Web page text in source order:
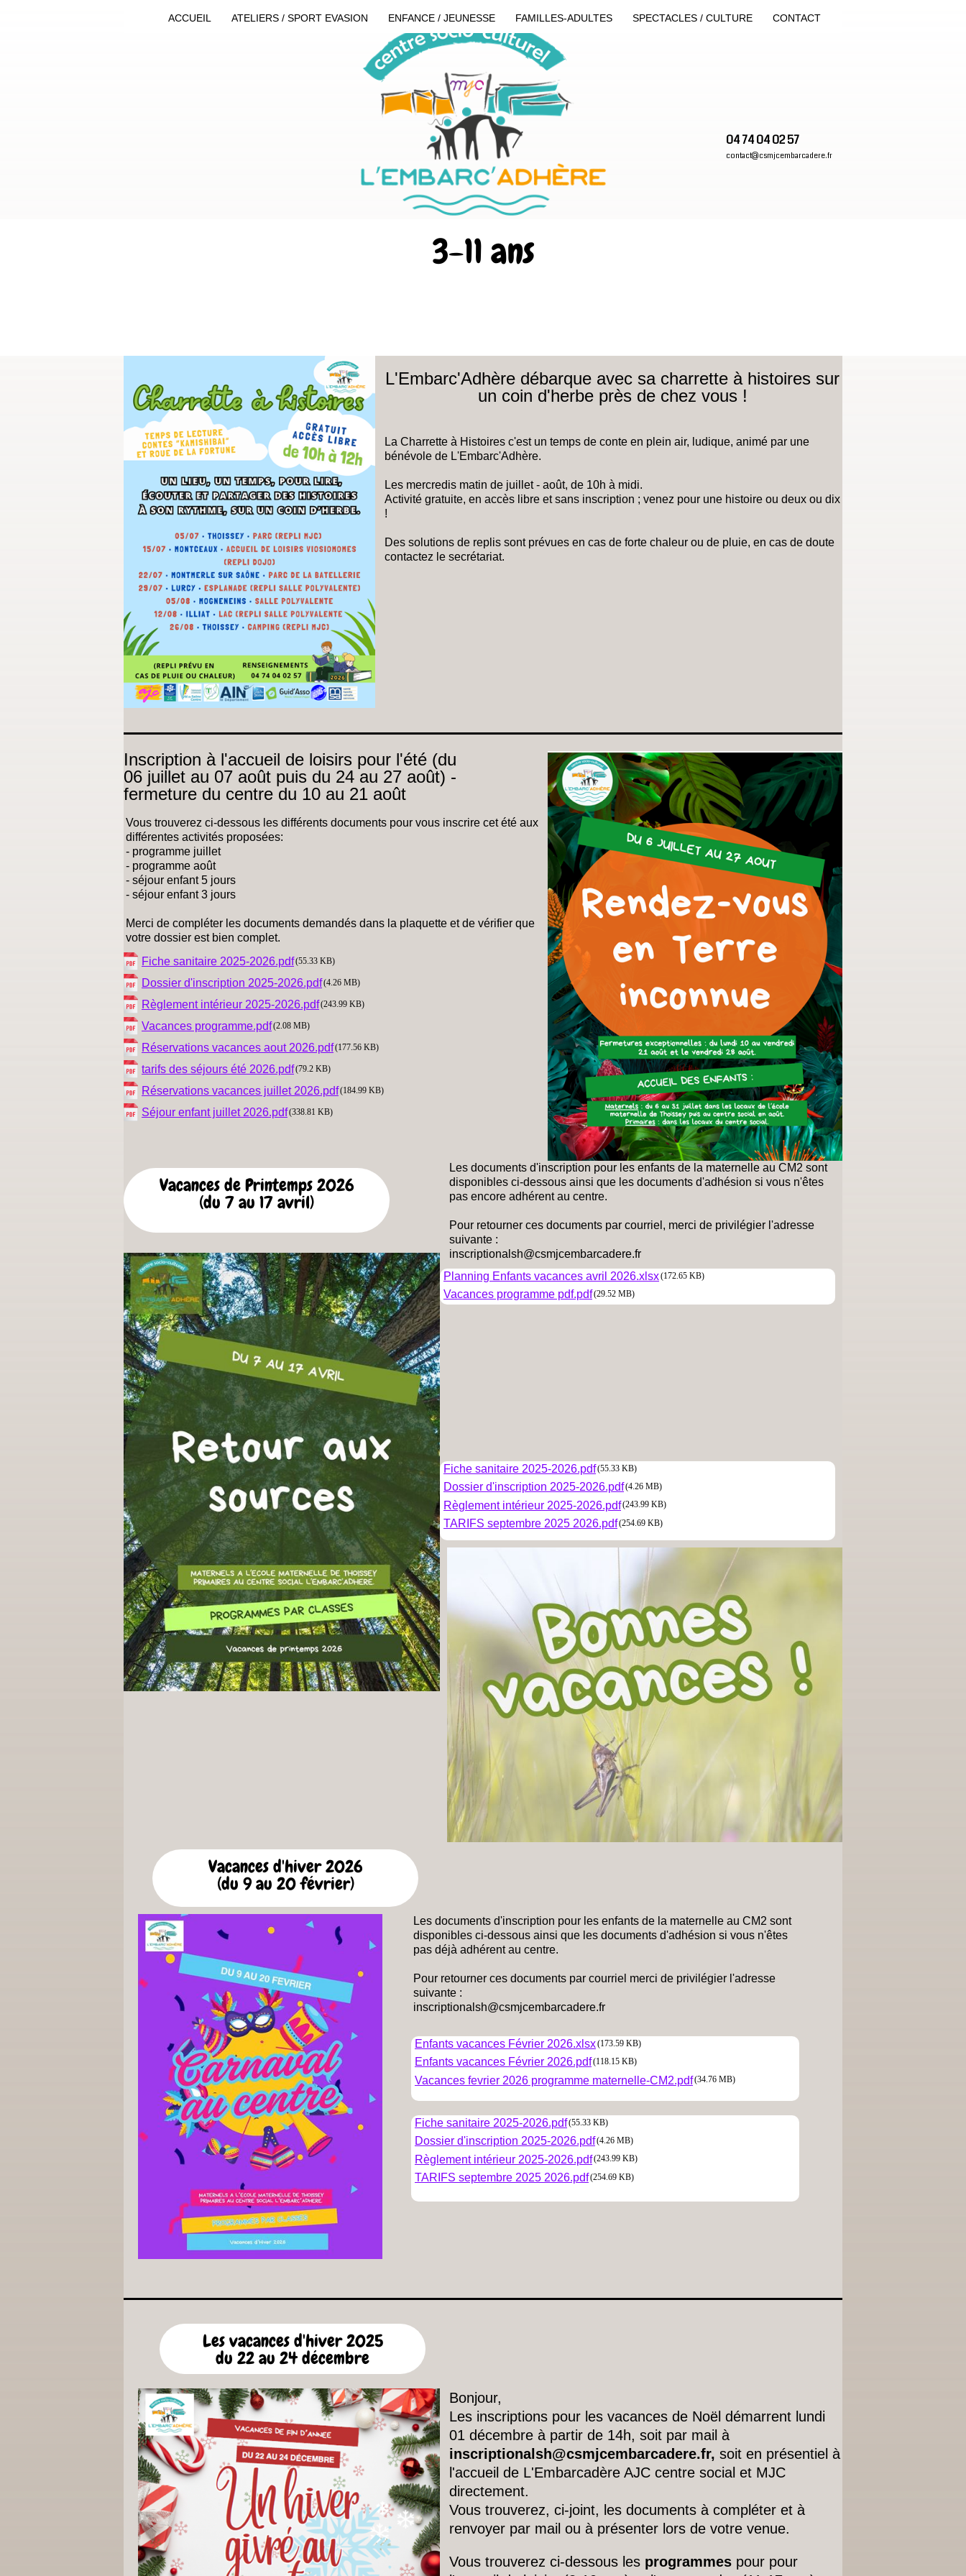
04 74 04 02 57
contact@csmjcembarcadere.fr
ACCUEIL ATELIERS / SPORT EVASION ENFANCE / JEUNESSE FAMILLES-ADULTES SPECTACLES / CULTURE CONTACT
3-11 ans
L'Embarc'Adhère débarque avec sa charrette à histoires sur
un coin d'herbe près de chez vous !
La Charrette à Histoires c'est un temps de conte en plein air, ludique, animé par une
bénévole de L'Embarc'Adhère.
Les mercredis matin de juillet - août, de 10h à midi.
Activité gratuite, en accès libre et sans inscription ; venez pour une histoire ou deux ou dix
!
Des solutions de replis sont prévues en cas de forte chaleur ou de pluie, en cas de doute
contactez le secrétariat.
Inscription à l'accueil de loisirs pour l'été (du
06 juillet au 07 août puis du 24 au 27 août) -
fermeture du centre du 10 au 21 août
Vous trouverez ci-dessous les différents documents pour vous inscrire cet été aux
différentes activités proposées:
- programme juillet
- programme août
- séjour enfant 5 jours
- séjour enfant 3 jours
Merci de compléter les documents demandés dans la plaquette et de vérifier que
votre dossier est bien complet.
Fiche sanitaire 2025-2026.pdf(55.33 KB)
Dossier d'inscription 2025-2026.pdf(4.26 MB)
Règlement intérieur 2025-2026.pdf(243.99 KB)
Vacances programme.pdf(2.08 MB)
Réservations vacances aout 2026.pdf(177.56 KB)
tarifs des séjours été 2026.pdf(79.2 KB)
Réservations vacances juillet 2026.pdf(184.99 KB)
Séjour enfant juillet 2026.pdf(338.81 KB)
Les documents d'inscription pour les enfants de la maternelle au CM2 sont
disponibles ci-dessous ainsi que les documents d'adhésion si vous n'êtes
pas encore adhérent au centre.
Pour retourner ces documents par courriel, merci de privilégier l'adresse
suivante :
inscriptionalsh@csmjcembarcadere.fr
Vacances de Printemps 2026
(du 7 au 17 avril)
Planning Enfants vacances avril 2026.xlsx(172.65 KB)
Vacances programme pdf.pdf(29.52 MB)
Fiche sanitaire 2025-2026.pdf(55.33 KB)
Dossier d'inscription 2025-2026.pdf(4.26 MB)
Règlement intérieur 2025-2026.pdf(243.99 KB)
TARIFS septembre 2025 2026.pdf(254.69 KB)
Vacances d'hiver 2026
(du 9 au 20 février)
Les documents d'inscription pour les enfants de la maternelle au CM2 sont
disponibles ci-dessous ainsi que les documents d'adhésion si vous n'êtes
pas déjà adhérent au centre.
Pour retourner ces documents par courriel merci de privilégier l'adresse
suivante :
inscriptionalsh@csmjcembarcadere.fr
Enfants vacances Février 2026.xlsx(173.59 KB)
Enfants vacances Février 2026.pdf(118.15 KB)
Vacances fevrier 2026 programme maternelle-CM2.pdf(34.76 MB)
Fiche sanitaire 2025-2026.pdf(55.33 KB)
Dossier d'inscription 2025-2026.pdf(4.26 MB)
Règlement intérieur 2025-2026.pdf(243.99 KB)
TARIFS septembre 2025 2026.pdf(254.69 KB)
Les vacances d'hiver 2025
du 22 au 24 décembre
Bonjour,
Les inscriptions pour les vacances de Noël démarrent lundi
01 décembre à partir de 14h, soit par mail à
inscriptionalsh@csmjcembarcadere.fr, soit en présentiel à
l'accueil de L'Embarcadère AJC centre social et MJC
directement.
Vous trouverez, ci-joint, les documents à compléter et à
renvoyer par mail ou à présenter lors de votre venue.
Vous trouverez ci-dessous les programmes pour pour